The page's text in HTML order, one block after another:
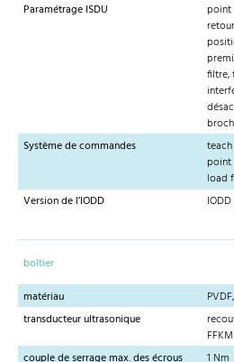
Paramétrage ISDU
point
filtre,
Système de commandes
point
load
Version de l’IODD
boîtier
matériau
transducteur ultrasonique
FFKM